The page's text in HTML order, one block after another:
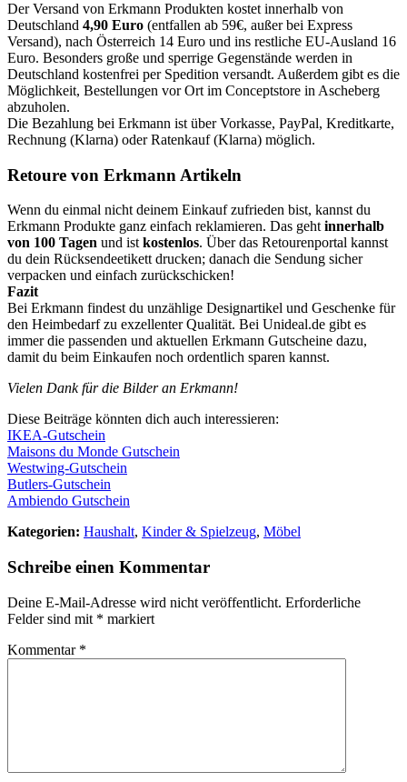
Der Versand von Erkmann Produkten kostet innerhalb von
Deutschland 4,90 Euro (entfallen ab 59€, außer bei Express
Versand), nach Österreich 14 Euro und ins restliche EU-Ausland 16
Euro. Besonders große und sperrige Gegenstände werden in
Deutschland kostenfrei per Spedition versandt. Außerdem gibt es die
Möglichkeit, Bestellungen vor Ort im Conceptstore in Ascheberg
abzuholen.
Die Bezahlung bei Erkmann ist über Vorkasse, PayPal, Kreditkarte,
Rechnung (Klarna) oder Ratenkauf (Klarna) möglich.
Retoure von Erkmann Artikeln
Wenn du einmal nicht deinem Einkauf zufrieden bist, kannst du
Erkmann Produkte ganz einfach reklamieren. Das gehtinnerhalb
von 100 Tagen und istkostenlos. Über das Retourenportal kannst
du dein Rücksendeetikett drucken; danach die Sendung sicher
verpacken und einfach zurückschicken!
Fazit
Bei Erkmann findest du unzählige Designartikel und Geschenke für
den Heimbedarf zu exzellenter Qualität. Bei Unideal.de gibt es
immer die passenden und aktuellen Erkmann Gutscheine dazu,
damit du beim Einkaufen noch ordentlich sparen kannst.
Vielen Dank für die Bilder an Erkmann!
Diese Beiträge könnten dich auch interessieren:
IKEA-Gutschein
Maisons du Monde Gutschein
Westwing-Gutschein
Butlers-Gutschein
Ambiendo Gutschein
Kategorien: Haushalt, Kinder & Spielzeug, Möbel
Schreibe einen Kommentar
Deine E-Mail-Adresse wird nicht veröffentlicht. Erforderliche
Felder sind mit * markiert
Kommentar *